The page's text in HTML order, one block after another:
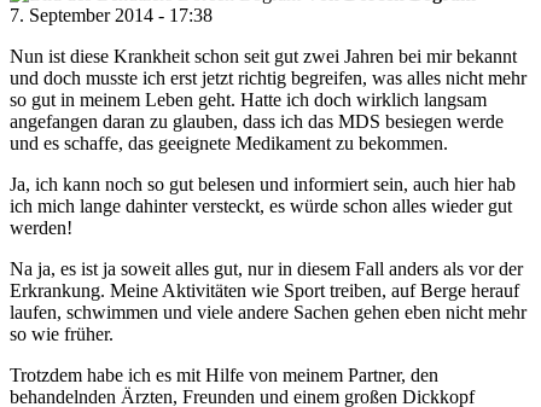
7. September 2014 - 17:38
Nun ist diese Krankheit schon seit gut zwei Jahren bei mir bekannt
und doch musste ich erst jetzt richtig begreifen, was alles nicht mehr
so gut in meinem Leben geht. Hatte ich doch wirklich langsam
angefangen daran zu glauben, dass ich das MDS besiegen werde
und es schaffe, das geeignete Medikament zu bekommen.
Ja, ich kann noch so gut belesen und informiert sein, auch hier hab
ich mich lange dahinter versteckt, es würde schon alles wieder gut
werden!
Na ja, es ist ja soweit alles gut, nur in diesem Fall anders als vor der
Erkrankung. Meine Aktivitäten wie Sport treiben, auf Berge herauf
laufen, schwimmen und viele andere Sachen gehen eben nicht mehr
so wie früher.
Trotzdem habe ich es mit Hilfe von meinem Partner, den
behandelnden Ärzten, Freunden und einem großen Dickkopf